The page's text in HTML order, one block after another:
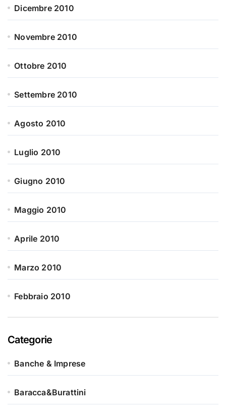
Dicembre 2010
Novembre 2010
Ottobre 2010
Settembre 2010
Agosto 2010
Luglio 2010
Giugno 2010
Maggio 2010
Aprile 2010
Marzo 2010
Febbraio 2010
Categorie
Banche & Imprese
Baracca&Burattini